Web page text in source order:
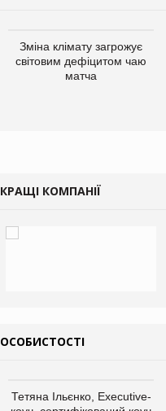
Зміна клімату загрожує
світовим дефіцитом чаю
матча
КРАЩІ КОМПАНІЇ
ОСОБИСТОСТІ
Тетяна Ільєнко, Executive-